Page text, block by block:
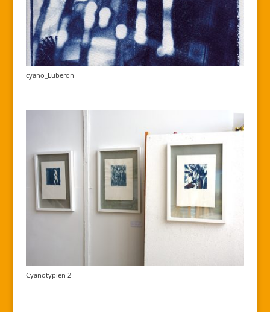
cyano_Luberon
Cyanotypien 2